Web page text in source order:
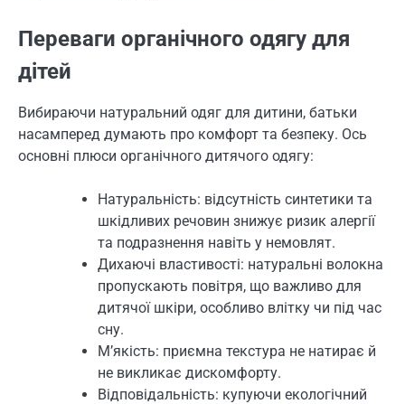
Переваги органічного одягу для
дітей
Вибираючи натуральний одяг для дитини, батьки
насамперед думають про комфорт та безпеку. Ось
основні плюси органічного дитячого одягу:
Натуральність: відсутність синтетики та
шкідливих речовин знижує ризик алергії
та подразнення навіть у немовлят.
Дихаючі властивості: натуральні волокна
пропускають повітря, що важливо для
дитячої шкіри, особливо влітку чи під час
сну.
М’якість: приємна текстура не натирає й
не викликає дискомфорту.
Відповідальність: купуючи екологічний